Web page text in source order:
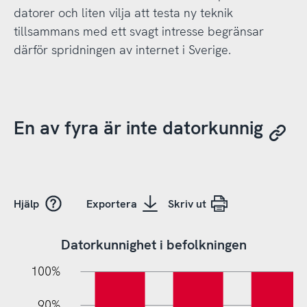
datorer och liten vilja att testa ny teknik
tillsammans med ett svagt intresse begränsar
därför spridningen av internet i Sverige.
En av fyra är inte datorkunnig
Hjälp Exportera Skriv ut
Datorkunnighet i befolkningen
100%